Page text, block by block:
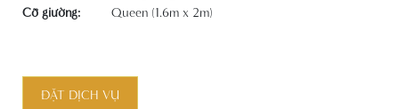
Cỡ giường:
Queen (1.6m x 2m)
ĐẶT DỊCH VỤ